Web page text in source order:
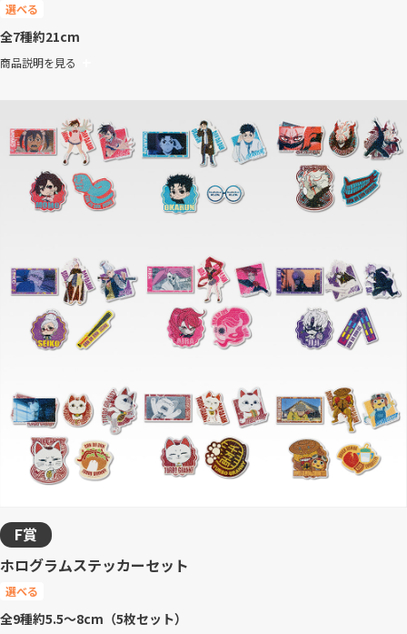
選べる
全7種約21cm
商品説明を見る
F賞
ホログラムステッカーセット
選べる
全9種約5.5～8cm（5枚セット）